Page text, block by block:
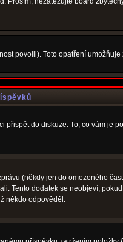
povolil). Toto opatření
do diskuze. To, co vám je
(někdy jen do omezeného
Tento dodatek se neobjeví,
někdo odpověděl.